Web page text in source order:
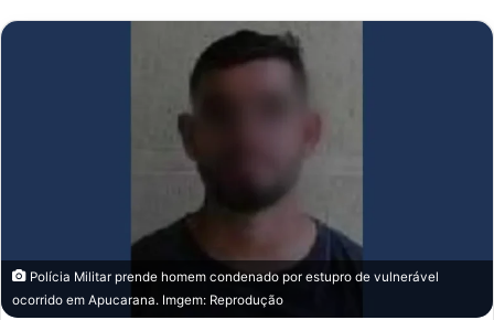
Polícia Militar prende homem condenado por estupro de vulnerável
ocorrido em Apucarana. Imgem: Reprodução